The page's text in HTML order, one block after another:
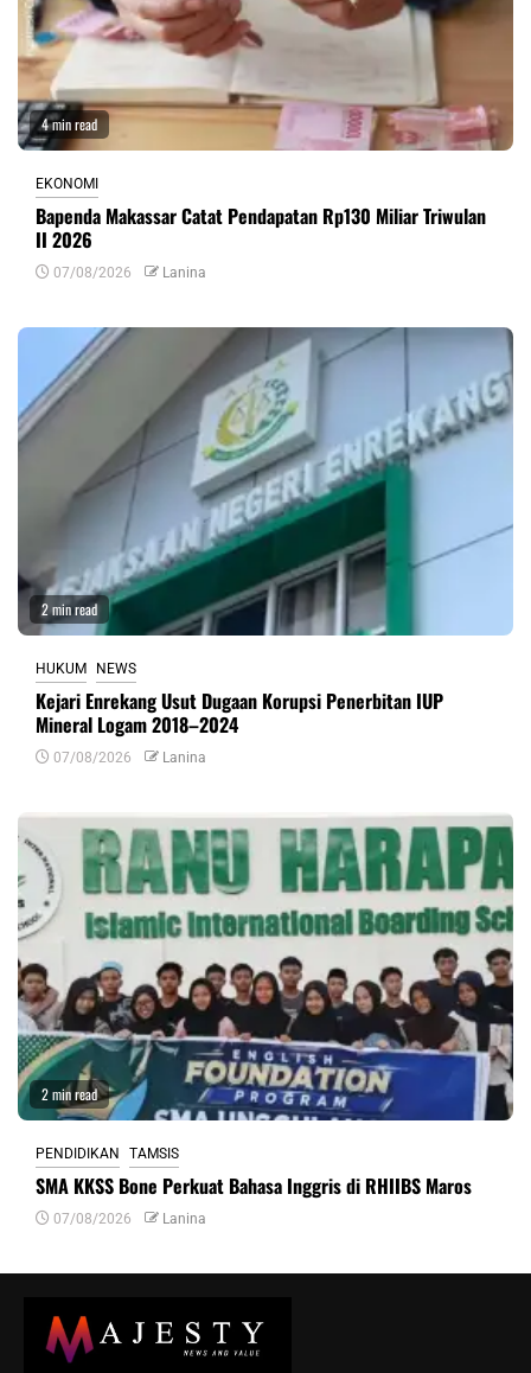
4 min read
EKONOMI
Bapenda Makassar Catat Pendapatan Rp130 Miliar Triwulan
II 2026
07/08/2026 Lanina
2 min read
HUKUM NEWS
Kejari Enrekang Usut Dugaan Korupsi Penerbitan IUP
Mineral Logam 2018–2024
07/08/2026 Lanina
2 min read
PENDIDIKAN TAMSIS
SMA KKSS Bone Perkuat Bahasa Inggris di RHIIBS Maros
07/08/2026 Lanina